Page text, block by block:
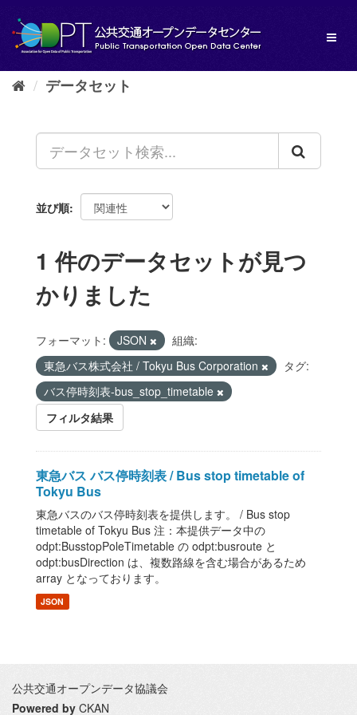
し
データセット
並び順
1 件のデータセットが見つ
かりました
フォーマット: JSON
組織:
東急バス株式会社 / Tokyu Bus Corporation
タグ:
バス停時刻表-bus_stop_timetable
フィルタ結果
東急バス バス停時刻表 / Bus stop timetable of
Tokyu Bus
東急バスのバス停時刻表を提供します。 / Bus stop
timetable of Tokyu Bus 注：本提供データ中の
odpt:BusstopPoleTimetable の odpt:busroute と
odpt:busDirection は、複数路線を含む場合があるため
array となっております。
JSON
公共交通オープンデータ協議会
Powered by CKAN